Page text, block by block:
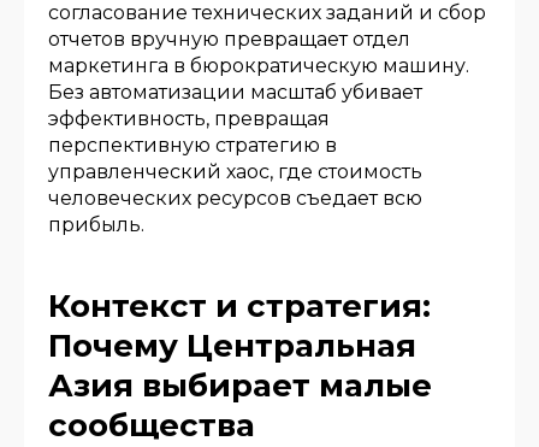
согласование технических заданий и сбор
отчетов вручную превращает отдел
маркетинга в бюрократическую машину.
Без автоматизации масштаб убивает
эффективность, превращая
перспективную стратегию в
управленческий хаос, где стоимость
человеческих ресурсов съедает всю
прибыль.
Контекст и стратегия:
Почему Центральная
Азия выбирает малые
сообщества